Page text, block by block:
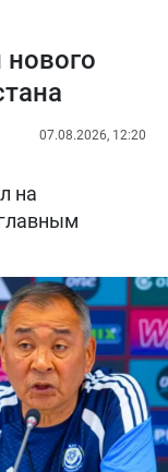
07.08.2026, 12:20
на